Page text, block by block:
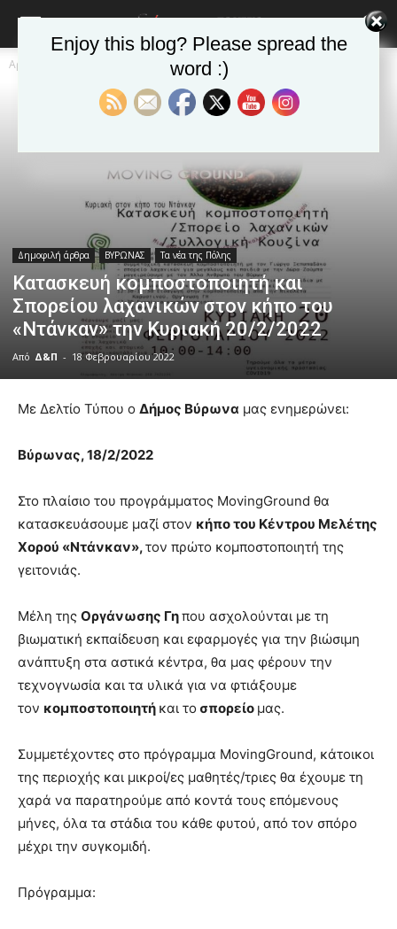
Αρχική
Δημοφιλή άρθρα ΒΥΡΩΝΑΣ Τα νέα της Πόλης
Κατασκευή κομποστοποιητή και
Σπορείου λαχανικών στον κήπο του
«Ντάνκαν» την Κυριακή 20/2/2022
Από Δ&Π - 18 Φεβρουαρίου 2022
lesbians
cam
xxx
brandi
teaches
you
meaning
pain.
pornhun
porn
Με Δελτίο Τύπου ο Δήμος Βύρωνα μας ενημερώνει:
Βύρωνας, 18/2/2022
Στο πλαίσιο του προγράμματος MovingGround θα
κατασκευάσουμε μαζί στον κήπο του Κέντρου Μελέτης
Χορού «Ντάνκαν»,τον πρώτο κομποστοποιητή της
γειτονιάς.
Μέλη της Οργάνωσης Γηπου ασχολούνται με τη
βιωματική εκπαίδευση και εφαρμογές για την βιώσιμη
ανάπτυξη στα αστικά κέντρα, θα μας φέρουν την
τεχνογνωσία και τα υλικά για να φτιάξουμε
τον κομποστοποιητή και το σπορείο μας.
Συμμετέχοντες στο πρόγραμμα MovingGround, κάτοικοι
της περιοχής και μικροί/ες μαθητές/τριες θα έχουμε τη
χαρά να παρατηρούμε από κοντά τους επόμενους
μήνες, όλα τα στάδια του κάθε φυτού, από τον σπόρο
μέχρι την συγκομιδή.
Πρόγραμμα:
Enjoy this blog? Please spread the
word :)